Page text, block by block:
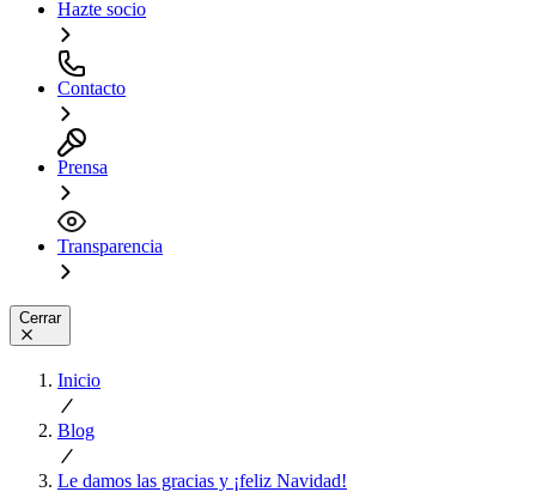
Hazte socio
Contacto
Prensa
Transparencia
Cerrar
Inicio
Blog
Le damos las gracias y ¡feliz Navidad!